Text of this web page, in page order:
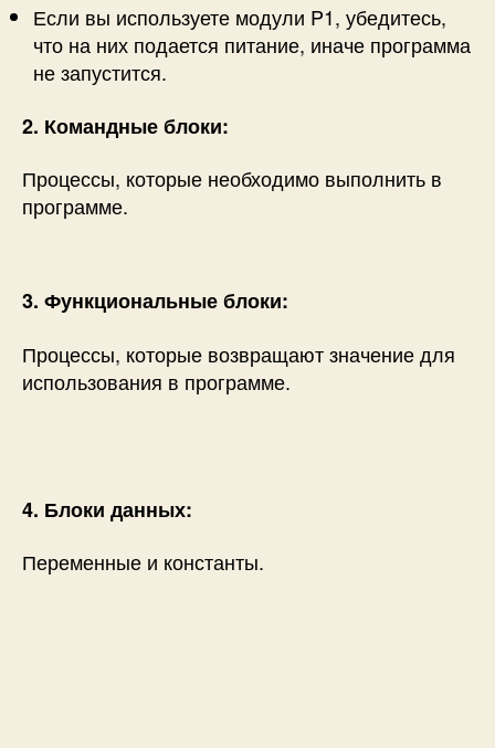
Если вы используете модули P1, убедитесь,
что на них подается питание, иначе программа
не запустится.
2. Командные блоки:
Процессы, которые необходимо выполнить в
программе.
3. Функциональные блоки:
Процессы, которые возвращают значение для
использования в программе.
4. Блоки данных:
Переменные и константы.